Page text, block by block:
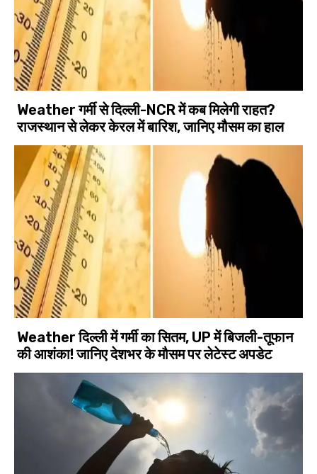
Weather गर्मी से दिल्ली-NCR में कब मिलेगी राहत?
राजस्थान से लेकर केरल में बारिश, जानिए मौसम का हाल
Weather दिल्ली में गर्मी का सितम, UP में बिजली-तूफान
की आशंका! जानिए देशभर के मौसम पर लेटेस्ट अपडेट